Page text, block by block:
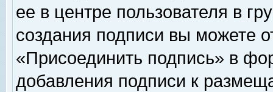
ее в центре пользователя в
создания подписи вы можете
«Присоединить подпись» в
добавления подписи к